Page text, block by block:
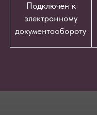
Подключен к
электронному
документообороту